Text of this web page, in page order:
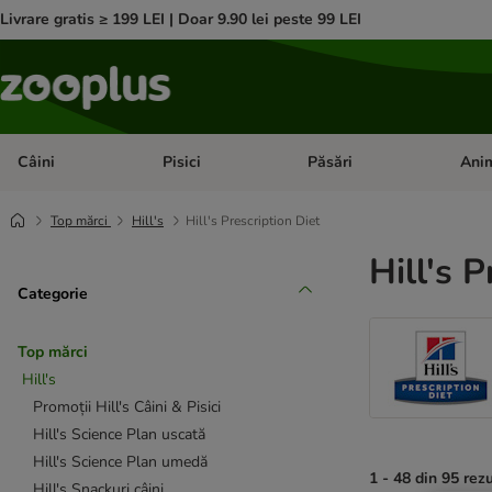
Livrare gratis ≥ 199 LEI | Doar 9.90 lei peste 99 LEI
Câini Deschideți meniul cu categorii: Câini
Pisici Deschideți meniul cu
Păsări
Top mărci Hill's Hill's Prescription Diet
Categorie
Top mărci
Hill's
Promoții Hill's Câini & Pisici
Hill's Science Plan uscată
Hill's Science Plan umedă
Hill's
1 - 48 din 95